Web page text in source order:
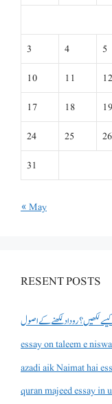
3
4 5
10
11 12
17
18 19
24
25 26
31
« May
RESENT POSTS
لکھیں؟ روداد لکھنے کے اصول